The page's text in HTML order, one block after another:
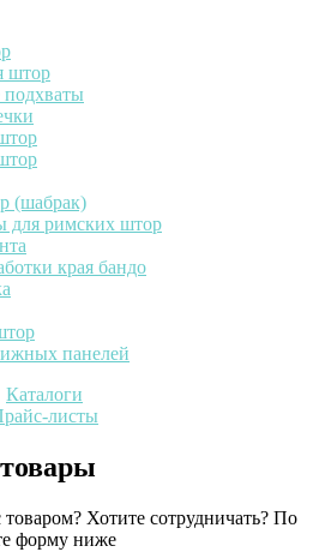
штор
подхваты
(шабрак)
для римских штор
края бандо
панелей
Каталоги
листы
Хотите сотрудничать? По
форму ниже